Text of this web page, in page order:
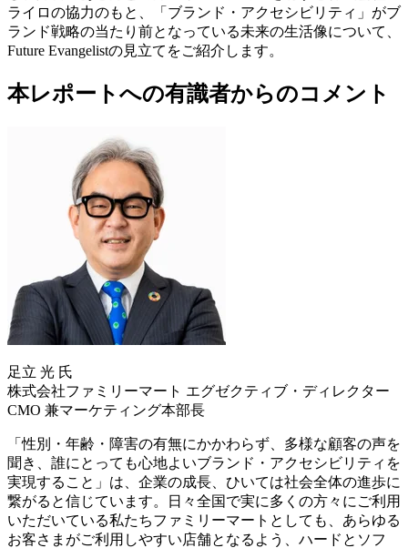
ライロの協力のもと、「ブランド・アクセシビリティ」がブ
ランド戦略の当たり前となっている未来の生活像について、
Future Evangelistの見立てをご紹介します。
本レポートへの有識者からのコメント
足立 光 氏
株式会社ファミリーマート エグゼクティブ・ディレクター
CMO 兼マーケティング本部長
「性別・年齢・障害の有無にかかわらず、多様な顧客の声を
聞き、誰にとっても心地よいブランド・アクセシビリティを
実現すること」は、企業の成長、ひいては社会全体の進歩に
繋がると信じています。日々全国で実に多くの方々にご利用
いただいている私たちファミリーマートとしても、あらゆる
お客さまがご利用しやすい店舗となるよう、ハードとソフ